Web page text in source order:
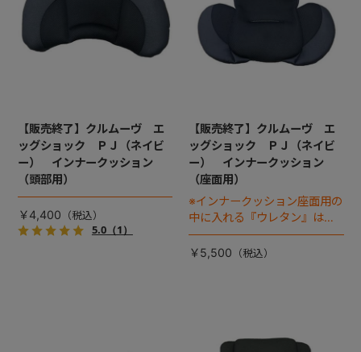
【販売終了】クルムーヴ エ
ッグショック ＰＪ（ネイビ
ー） インナークッション
（頭部用）
￥4,400
5.0（1）
【販売終了】クルムーヴ エ
ッグショック ＰＪ（ネイビ
ー） インナークッション
（座面用）
※インナークッション座面用の
中に入れる『ウレタン』は別
売りです
￥5,500